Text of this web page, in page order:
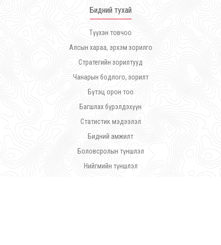
Бидний тухай
Түүхэн товчоо
Алсын хараа, эрхэм зорилго
Стратегийн зорилтууд
Чанарын бодлого, зорилт
Бүтэц орон тоо
Багшлах бүрэлдэхүүн
Статистик мэдээлэл
Бидний амжилт
Боловсролын түншлэл
Нийгмийн түншлэл